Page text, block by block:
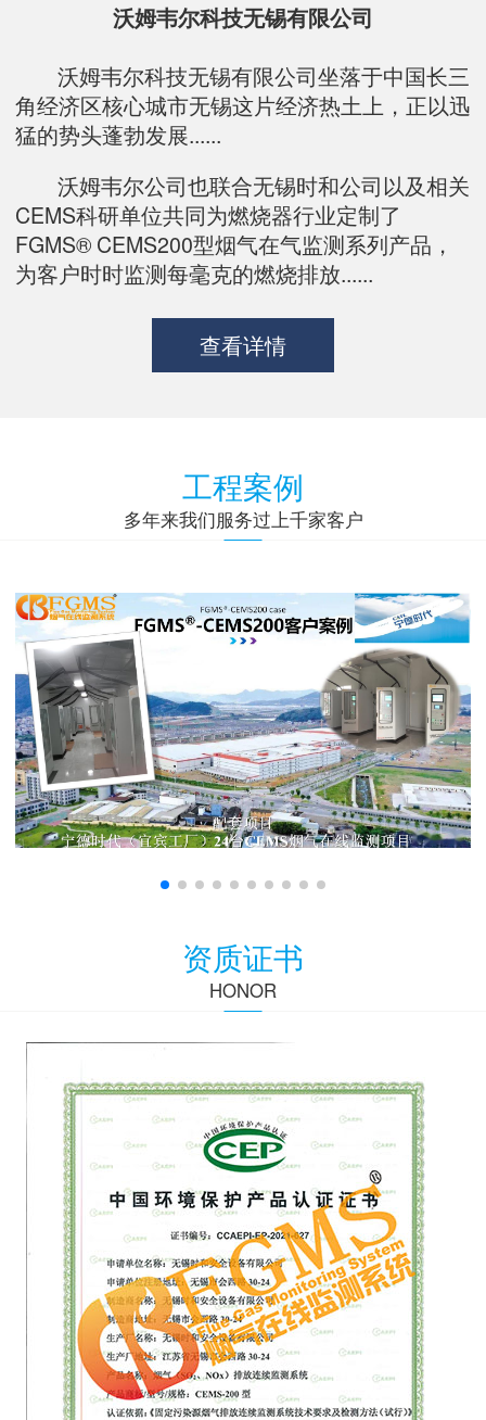
沃姆韦尔科技无锡有限公司
沃姆韦尔科技无锡有限公司坐落于中国长三
角经济区核心城市无锡这片经济热土上，正以迅
猛的势头蓬勃发展......
沃姆韦尔公司也联合无锡时和公司以及相关
CEMS科研单位共同为燃烧器行业定制了
FGMS® CEMS200型烟气在气监测系列产品，
为客户时时监测每毫克的燃烧排放......
查看详情
工程案例
多年来我们服务过上千家客户
资质证书
HONOR